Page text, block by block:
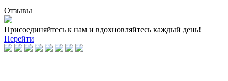
Отзывы
Присоединяйтесь к нам и вдохновляйтесь каждый день!
Перейти